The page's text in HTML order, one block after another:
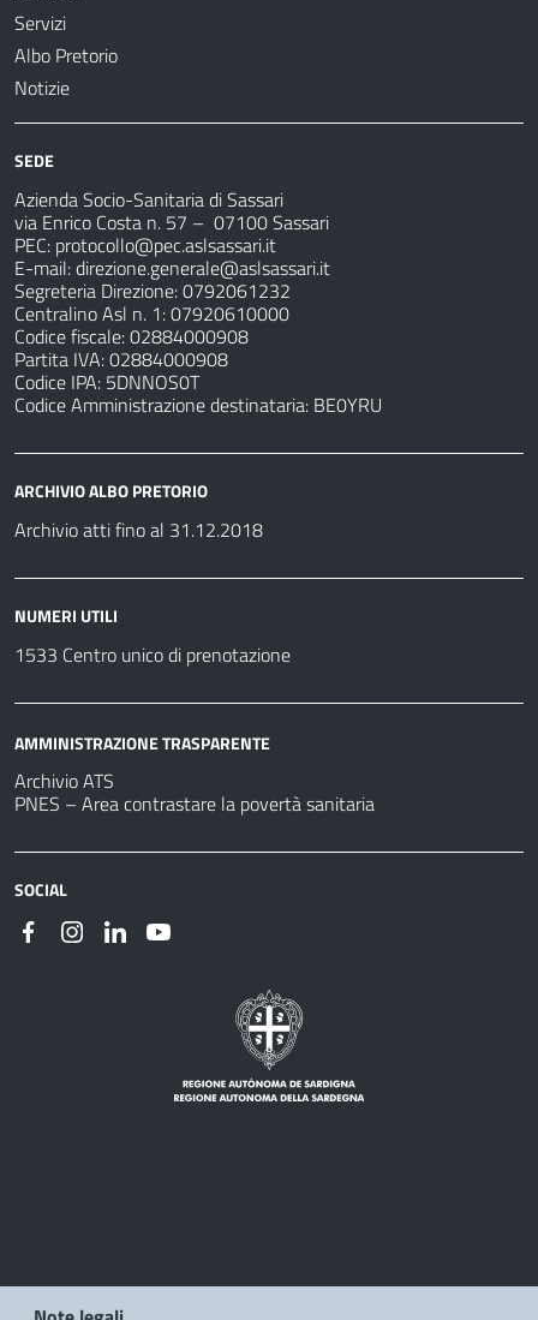
Servizi
Albo Pretorio
Notizie
SEDE
Azienda Socio-Sanitaria di Sassari
via Enrico Costa n. 57 – 07100 Sassari
PEC: protocollo@pec.aslsassari.it
E-mail:direzione.generale@aslsassari.it
Segreteria Direzione: 0792061232
Centralino Asl n. 1: 07920610000
Codice fiscale: 02884000908
Partita IVA: 02884000908
Codice IPA: 5DNNOS0T
Codice Amministrazione destinataria: BE0YRU
ARCHIVIO ALBO PRETORIO
Archivio atti fino al 31.12.2018
NUMERI UTILI
1533 Centro unico di prenotazione
AMMINISTRAZIONE TRASPARENTE
Archivio ATS
PNES – Area contrastare la povertà sanitaria
SOCIAL